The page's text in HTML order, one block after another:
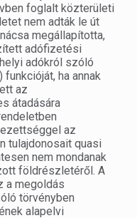
foglalt közterületi
nem adták le út
megállapította,
adófizetési
adókról szóló
ha annak
az
átadására
az
tulajdonosait quasi
nem mondanak
földrészletéről. A
a megoldás
törvényben
alapelvi